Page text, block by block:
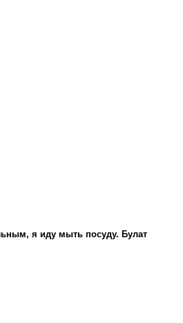
я иду мыть посуду. Булат